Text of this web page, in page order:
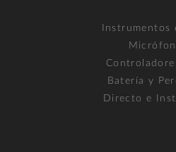
Instrumentos
Batería y
Directo e